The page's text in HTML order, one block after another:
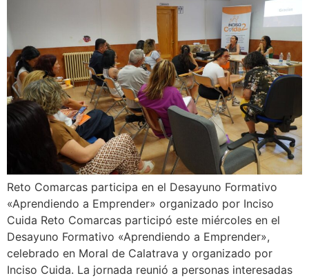
Reto Comarcas participa en el Desayuno Formativo
«Aprendiendo a Emprender» organizado por Inciso
Cuida Reto Comarcas participó este miércoles en el
Desayuno Formativo «Aprendiendo a Emprender»,
celebrado en Moral de Calatrava y organizado por
Inciso Cuida. La jornada reunió a personas interesadas